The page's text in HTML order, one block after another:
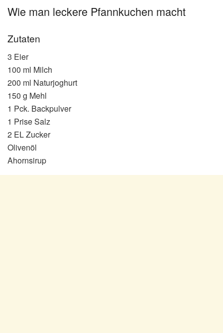
Wie man leckere Pfannkuchen macht
Zutaten
3 Eier
100 ml Milch
200 ml Naturjoghurt
150 g Mehl
1 Pck. Backpulver
1 Prise Salz
2 EL Zucker
Olivenöl
Ahornsirup